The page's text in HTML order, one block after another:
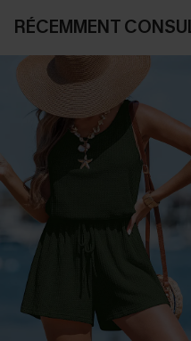
RÉCEMMENT